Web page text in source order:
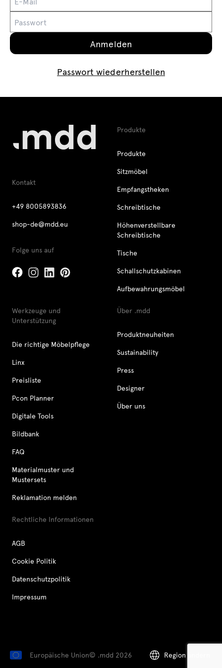
Tamo
Anfragen
Angebot
Passwort wiederherstellen
Kontakt
+49 8005893836
shop-de@mdd.eu
Folge uns auf
Produkte
Produkte
Sitzmöbel
Empfangstheken
Schreibtische
Höhenverstellbare
Schreibtische
Tische
Schallschutzkabinen
Aufbewahrungsmöbel
Werkzeuge und
Unterstützung
Die richtige Möbelpflege
Linx
Preisliste
Pcon Planner
Digitale Tools
Bildbank
FAQ
Materialmuster und
Mustersets
Reklamation melden
Über .mdd
Produktneuheiten
Sustainability
Press
Designer
Über uns
Rechtliche Informationen
AGB
Cookie Politik
Datenschutzpolitik
Impressum
Europäische Union© .mdd 2026 Region ändern